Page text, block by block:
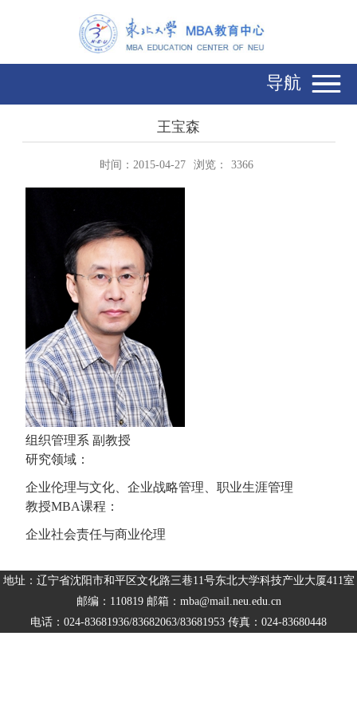
导航
王宝森
时间：2015-04-27 浏览： 3366
组织管理系 副教授
研究领域：
企业伦理与文化、企业战略管理、职业生涯管理
教授MBA课程：
企业社会责任与商业伦理
地址：辽宁省沈阳市和平区文化路三巷11号东北大学科技产业大厦411室
邮编：110819 邮箱：mba@mail.neu.edu.cn
电话：024-83681936/83682063/83681953 传真：024-83680448